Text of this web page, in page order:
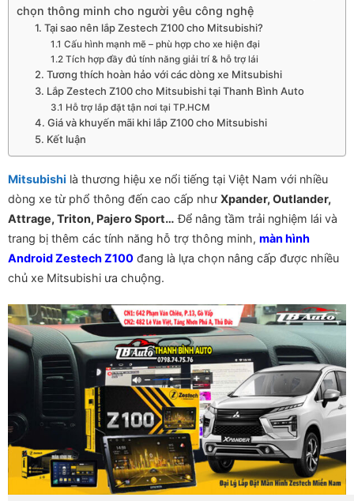
chọn thông minh cho người yêu công nghệ
1. Tại sao nên lắp Zestech Z100 cho Mitsubishi?
1.1 Cấu hình mạnh mẽ – phù hợp cho xe hiện đại
1.2 Tích hợp đầy đủ tính năng giải trí & hỗ trợ lái
2. Tương thích hoàn hảo với các dòng xe Mitsubishi
3. Lắp Zestech Z100 cho Mitsubishi tại Thanh Bình Auto
3.1 Hỗ trợ lắp đặt tận nơi tại TP.HCM
4. Giá và khuyến mãi khi lắp Z100 cho Mitsubishi
5. Kết luận
Mitsubishi là thương hiệu xe nổi tiếng tại Việt Nam với nhiều
dòng xe từ phổ thông đến cao cấp như Xpander, Outlander,
Attrage, Triton, Pajero Sport… Để nâng tầm trải nghiệm lái và
trang bị thêm các tính năng hỗ trợ thông minh, màn hình
Android Zestech Z100 đang là lựa chọn nâng cấp được nhiều
chủ xe Mitsubishi ưa chuộng.